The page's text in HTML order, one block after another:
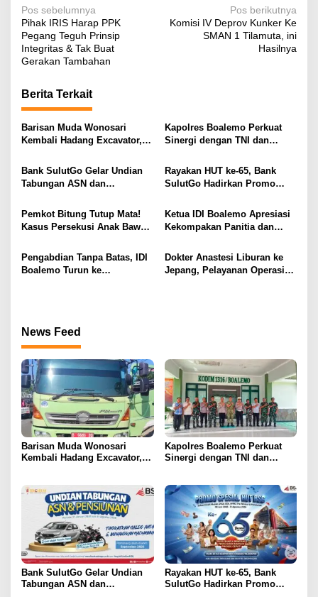
N
a
v
g
a
s
p
o
s
Pos sebelumnya
Pihak IRIS Harap PPK
Pegang Teguh Prinsip
Integritas & Tak Buat
Gerakan Tambahan
Pos berikutnya
Komisi IV Deprov Kunker Ke
SMAN 1 Tilamuta, ini
Hasilnya
Berita Terkait
Barisan Muda Wonosari
Kembali Hadang Excavator,
Dipulangkan
Kapolres Boalemo Perkuat
Sinergi dengan TNI dan
Silaturahmi
Bank SulutGo Gelar Undian
Tabungan ASN dan
dan 51 Sepeda Motor
Rayakan HUT ke-65, Bank
SulutGo Hadirkan Promo
ASN, PPPK, dan Pensiunan
Pemkot Bitung Tutup Mata!
Kasus Persekusi Anak Bawah
Katung Tanpa Atensi
Ketua IDI Boalemo Apresiasi
Kekompakan Panitia dan
pada HBDI ke-118
Pengabdian Tanpa Batas, IDI
Boalemo Turun ke
Dokter Anastesi Liburan ke
Jepang, Pelayanan Operasi
News Feed
Barisan Muda Wonosari
Kembali Hadang Excavator,
Kapolres Boalemo Perkuat
Sinergi dengan TNI dan
Bank SulutGo Gelar Undian
Tabungan ASN dan
Rayakan HUT ke-65, Bank
SulutGo Hadirkan Promo